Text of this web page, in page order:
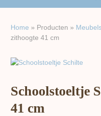
Home » Producten »
zithoogte 41 cm
Schoolstoeltje
41 cm